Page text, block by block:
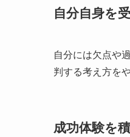
自分自身を
自分には欠点や
判する考え方を
成功体験を